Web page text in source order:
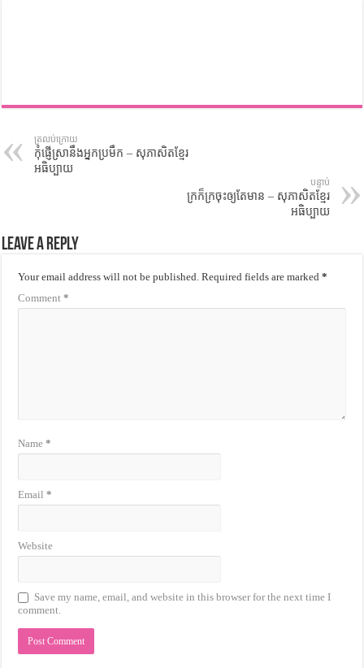
ត្រលប់ក្រោយ
កុំផ្ញើស្រានឹងអ្នកប្រមឹក – សុភាសិតខ្មែរ
អធិប្បាយ
បន្ទាប់
ក្រក៏ក្រចុះឲ្យតែមាន – សុភាសិតខ្មែរ
អធិប្បាយ
Leave a Reply
Your email address will not be published. Required fields are marked*
Comment*
Name*
Email*
Website
Save my name, email, and website in this browser for the next time I
comment.